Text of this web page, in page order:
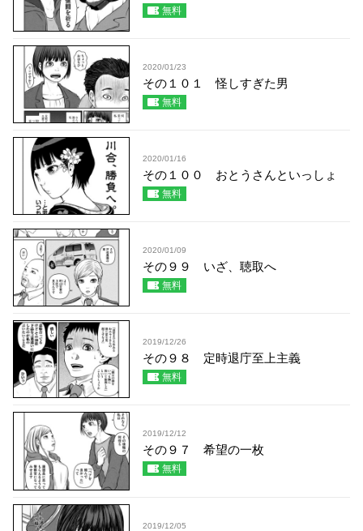
無料
2020/01/23
その１０１ 怪しすぎた男
無料
2020/01/16
その１００ おとうさんといっしょ
無料
2020/01/09
その９９ いざ、聴取へ
無料
2019/12/26
その９８ 定時退庁至上主義
無料
2019/12/12
その９７ 希望の一枚
無料
2019/12/05